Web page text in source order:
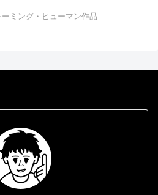
ミング・ヒューマン作品